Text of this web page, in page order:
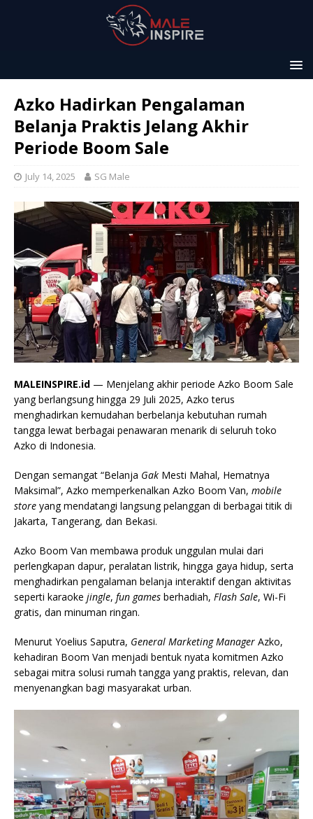
Azko Hadirkan Pengalaman
Belanja Praktis Jelang Akhir
Periode Boom Sale
July 14, 2025 SG Male
MALEINSPIRE.id — Menjelang akhir periode Azko Boom Sale
yang berlangsung hingga 29 Juli 2025, Azko terus
menghadirkan kemudahan berbelanja kebutuhan rumah
tangga lewat berbagai penawaran menarik di seluruh toko
Azko di Indonesia.
Dengan semangat “Belanja Gak Mesti Mahal, Hematnya
Maksimal”, Azko memperkenalkan Azko Boom Van, mobile
store yang mendatangi langsung pelanggan di berbagai titik di
Jakarta, Tangerang, dan Bekasi.
Azko Boom Van membawa produk unggulan mulai dari
perlengkapan dapur, peralatan listrik, hingga gaya hidup, serta
menghadirkan pengalaman belanja interaktif dengan aktivitas
seperti karaoke jingle, fun games berhadiah, Flash Sale, Wi-Fi
gratis, dan minuman ringan.
Menurut Yoelius Saputra, General Marketing Manager Azko,
kehadiran Boom Van menjadi bentuk nyata komitmen Azko
sebagai mitra solusi rumah tangga yang praktis, relevan, dan
menyenangkan bagi masyarakat urban.